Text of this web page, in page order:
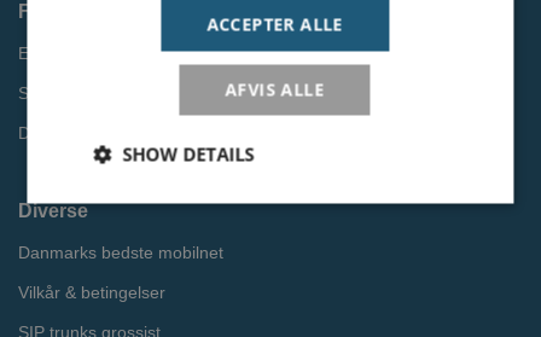
Find information
EU Roaming
Softphone til pc og mobil
Databeskyttelsespolitik
Diverse
Danmarks bedste mobilnet
Vilkår & betingelser
SIP trunks grossist
ACCEPTER ALLE
AFVIS ALLE
SHOW DETAILS
Nødvendige cookies er dem der bruges af siden til at